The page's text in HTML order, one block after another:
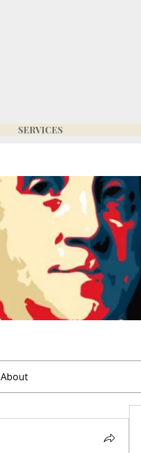
SERVICES
About